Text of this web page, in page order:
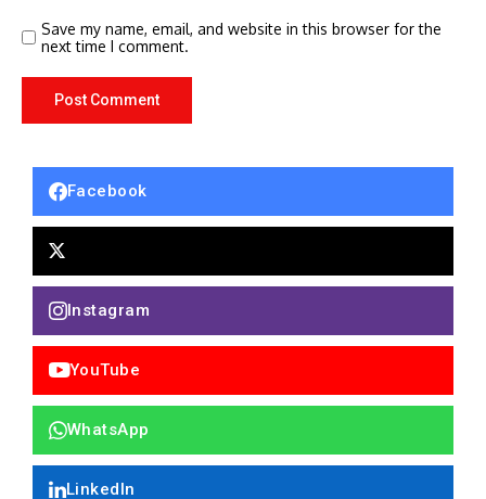
Save my name, email, and website in this browser for the
next time I comment.
Facebook
Instagram
YouTube
WhatsApp
LinkedIn